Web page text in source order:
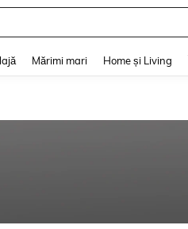
Mărimi mari Home și Living